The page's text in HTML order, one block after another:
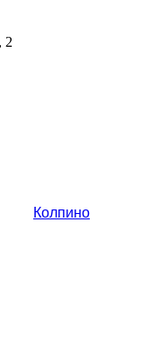
2
Колпино